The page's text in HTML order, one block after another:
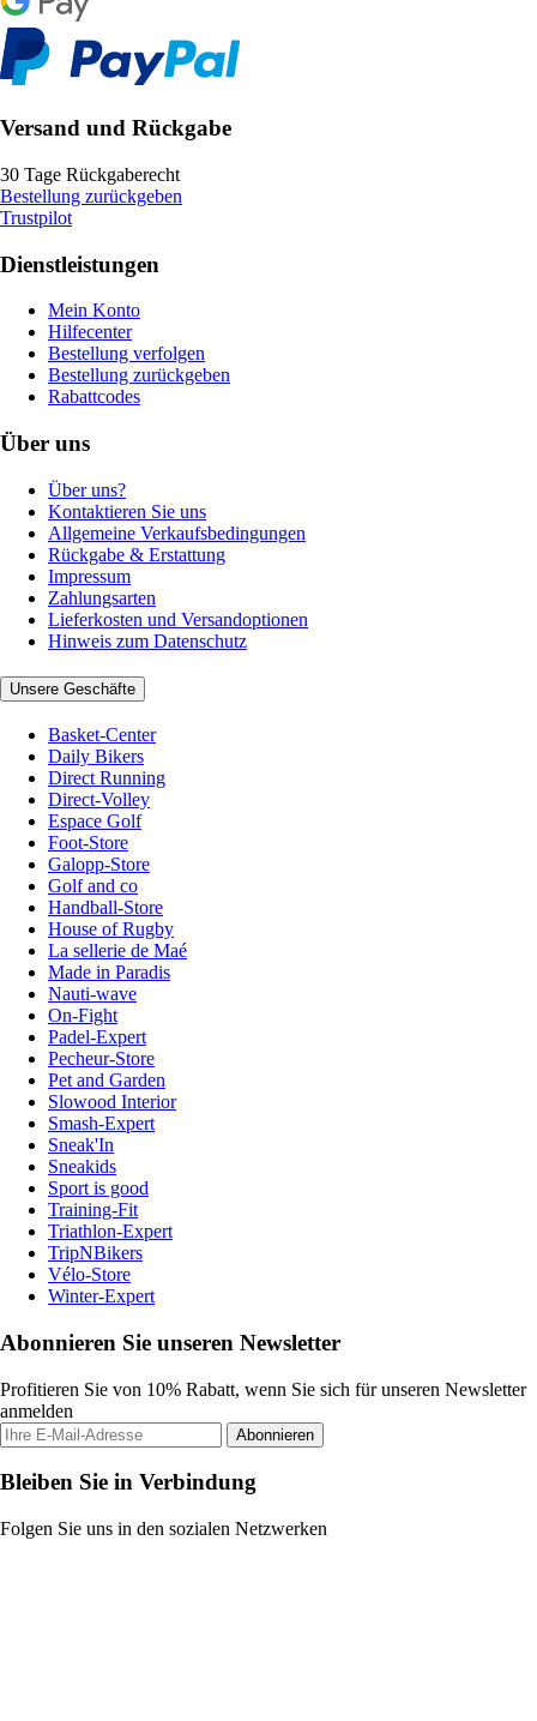
Versand und Rückgabe
30 Tage Rückgaberecht
Bestellung zurückgeben
Trustpilot
Dienstleistungen
Mein Konto
Hilfecenter
Bestellung verfolgen
Bestellung zurückgeben
Rabattcodes
Über uns
Über uns?
Kontaktieren Sie uns
Allgemeine Verkaufsbedingungen
Rückgabe & Erstattung
Impressum
Zahlungsarten
Lieferkosten und Versandoptionen
Hinweis zum Datenschutz
Unsere Geschäfte
Basket-Center
Daily Bikers
Direct Running
Direct-Volley
Espace Golf
Foot-Store
Galopp-Store
Golf and co
Handball-Store
House of Rugby
La sellerie de Maé
Made in Paradis
Nauti-wave
On-Fight
Padel-Expert
Pecheur-Store
Pet and Garden
Slowood Interior
Smash-Expert
Sneak'In
Sneakids
Sport is good
Training-Fit
Triathlon-Expert
TripNBikers
Vélo-Store
Winter-Expert
Abonnieren Sie unseren Newsletter
Profitieren Sie von 10% Rabatt, wenn Sie sich für unseren Newsletter
anmelden
Abonnieren
Bleiben Sie in Verbindung
Folgen Sie uns in den sozialen Netzwerken